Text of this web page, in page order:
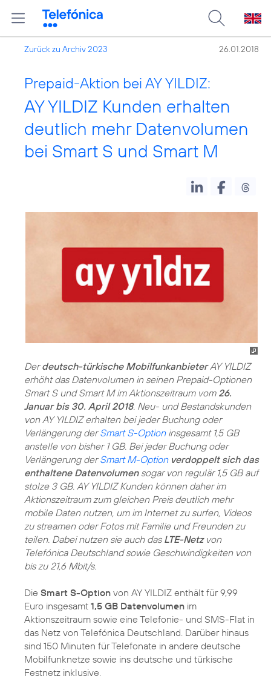
Zurück zu Archiv 2023 26.01.2018
Prepaid-Aktion bei AY YILDIZ:
AY YILDIZ Kunden erhalten
deutlich mehr Datenvolumen
bei Smart S und Smart M
Derdeutsch-türkische MobilfunkanbieterAY YILDIZ
erhöht das Datenvolumen in seinen Prepaid-Optionen
Smart S und Smart M im Aktionszeitraum vom 26.
Januar bis 30. April 2018. Neu- und Bestandskunden
von AY YILDIZ erhalten bei jeder Buchung oder
Verlängerung derSmart S-Optioninsgesamt 1,5 GB
anstelle von bisher 1 GB. Bei jeder Buchung oder
Verlängerung derSmart M-Optionverdoppelt sich das
enthaltene Datenvolumensogar von regulär 1,5 GB auf
stolze 3 GB. AY YILDIZ Kunden können daher im
Aktionszeitraum zum gleichen Preis deutlich mehr
mobile Daten nutzen, um im Internet zu surfen, Videos
zu streamen oder Fotos mit Familie und Freunden zu
teilen. Dabei nutzen sie auch das LTE-Netzvon
Telefónica Deutschland sowie Geschwindigkeiten von
bis zu 21,6 Mbit/s.
Die Smart S-Option von AY YILDIZ enthält für 9,99
Euro insgesamt 1,5 GB Datenvolumen im
Aktionszeitraum sowie eine Telefonie- und SMS-Flat in
das Netz von Telefónica Deutschland. Darüber hinaus
sind 150 Minuten für Telefonate in andere deutsche
Mobilfunknetze sowie ins deutsche und türkische
Festnetz inklusive.